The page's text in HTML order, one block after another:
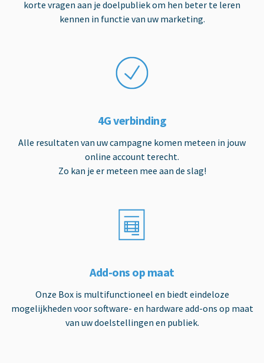
korte vragen aan je doelpubliek om hen beter te leren
kennen in functie van uw marketing.
4G verbinding
Alle resultaten van uw campagne komen meteen in jouw
online account terecht.
Zo kan je er meteen mee aan de slag!
Add-ons op maat
Onze Box is multifunctioneel en biedt eindeloze
mogelijkheden voor software- en hardware add-ons op maat
van uw doelstellingen en publiek.